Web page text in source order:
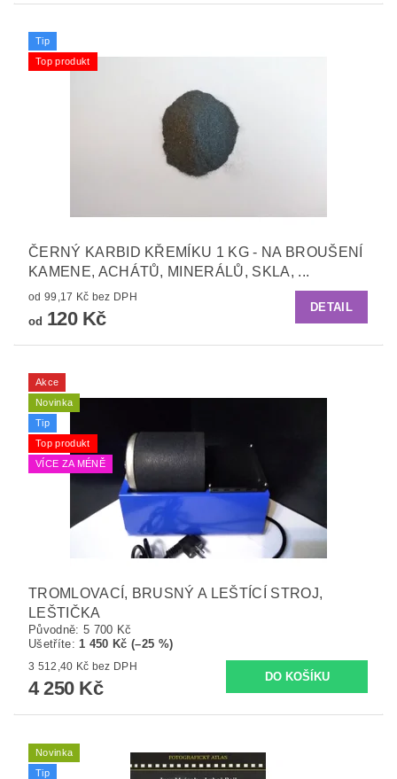
Tip
Top produkt
ČERNÝ KARBID KŘEMÍKU 1 KG - NA BROUŠENÍ
KAMENE, ACHÁTŮ, MINERÁLŮ, SKLA, ...
od 99,17 Kč bez DPH
od 120 Kč
DETAIL
Akce
Novinka
Tip
Top produkt
VÍCE ZA MÉNĚ
TROMLOVACÍ, BRUSNÝ A LEŠTÍCÍ STROJ,
LEŠTIČKA
Původně: 5 700 Kč
Ušetříte:1 450 Kč (–25 %)
3 512,40 Kč bez DPH
4 250 Kč
Novinka
Tip